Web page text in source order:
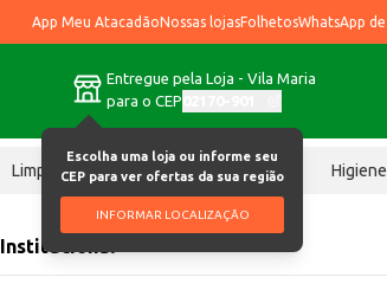
App Meu AtacadãoNossas lojasFolhetosWhatsApp
Entregue pela Loja - Vila Maria
para o CEP
Escolha uma loja ou informe seu
CEP para ver ofertas da sua região
INFORMAR LOCALIZAÇÃO
Limpeza Chocolates Higiene
Institucional